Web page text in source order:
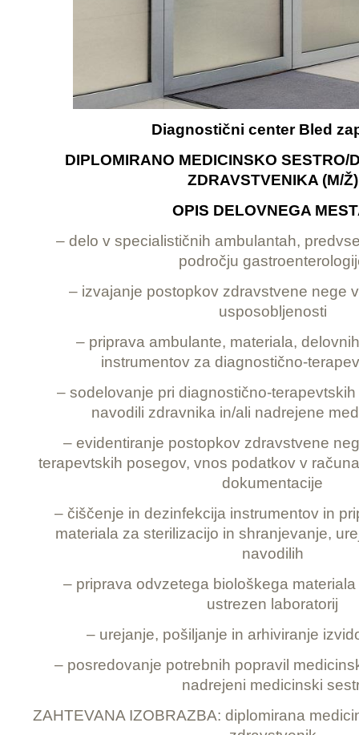
Diagnostični center Bled
DIPLOMIRANO MEDICINSKO SESTRO/
ZDRAVSTVENIKA (M/Ž)
OPIS DELOVNEGA
– delo v specialističnih ambulantah,
področju
– izvajanje postopkov zdravstvene nege
usposobljenosti
– priprava ambulante, materiala,
instrumentov za diagnostično-
– sodelovanje pri diagnostično-
navodili zdravnika in/ali nadrejene
– evidentiranje postopkov zdravstvene
terapevtskih posegov, vnos podatkov v
dokumentacije
– čiščenje in dezinfekcija instrumentov in
materiala za sterilizacijo in shranjevanje,
navodilih
– priprava odvzetega biološkega
ustrezen laboratorij
– urejanje, pošiljanje in arhiviranje
– posredovanje potrebnih popravil
nadrejeni medicinski
ZAHTEVANA IZOBRAZBA: diplomirana